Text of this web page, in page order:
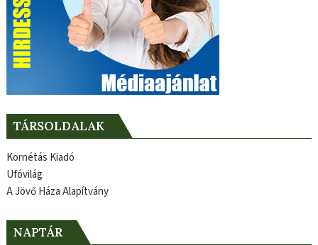
TÁRSOLDALAK
Kornétás Kiadó
Ufóvilág
A Jövő Háza Alapítvány
NAPTÁR